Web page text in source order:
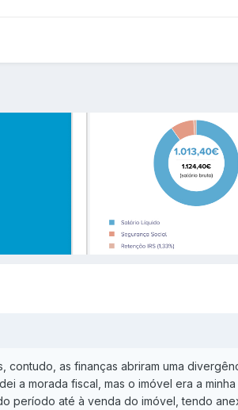
contudo, as finanças abriram uma
a morada fiscal, mas o imóvel era a
período até à venda do imóvel, tendo